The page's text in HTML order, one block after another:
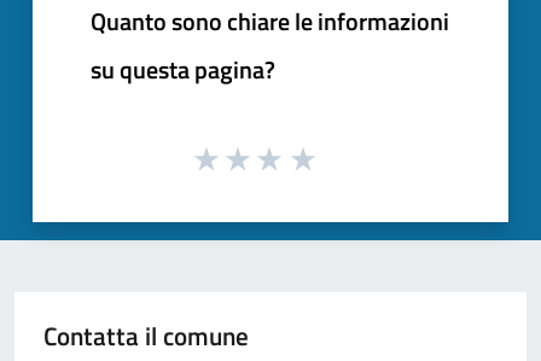
Quanto sono chiare le informazioni
su questa pagina?
Contatta il comune